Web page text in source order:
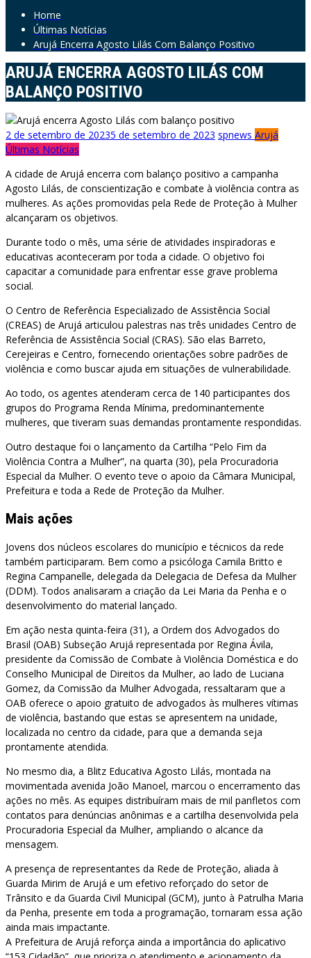
Home
Últimas Notícias
Arujá Encerra Agosto Lilás Com Balanço Positivo
ARUJÁ ENCERRA AGOSTO LILÁS COM
BALANÇO POSITIVO
2 de setembro de 20235 de setembro de 2023 spnews Arujá
Últimas Notícias
A cidade de Arujá encerra com balanço positivo a campanha
Agosto Lilás, de conscientização e combate à violência contra as
mulheres. As ações promovidas pela Rede de Proteção à Mulher
alcançaram os objetivos.
Durante todo o mês, uma série de atividades inspiradoras e
educativas aconteceram por toda a cidade. O objetivo foi
capacitar a comunidade para enfrentar esse grave problema
social.
O Centro de Referência Especializado de Assistência Social
(CREAS) de Arujá articulou palestras nas três unidades Centro de
Referência de Assistência Social (CRAS). São elas Barreto,
Cerejeiras e Centro, fornecendo orientações sobre padrões de
violência e como buscar ajuda em situações de vulnerabilidade.
Ao todo, os agentes atenderam cerca de 140 participantes dos
grupos do Programa Renda Mínima, predominantemente
mulheres, que tiveram suas demandas prontamente respondidas.
Outro destaque foi o lançamento da Cartilha “Pelo Fim da
Violência Contra a Mulher”, na quarta (30), pela Procuradoria
Especial da Mulher. O evento teve o apoio da Câmara Municipal,
Prefeitura e toda a Rede de Proteção da Mulher.
Mais ações
Jovens dos núcleos escolares do município e técnicos da rede
também participaram. Bem como a psicóloga Camila Britto e
Regina Campanelle, delegada da Delegacia de Defesa da Mulher
(DDM). Todos analisaram a criação da Lei Maria da Penha e o
desenvolvimento do material lançado.
Em ação nesta quinta-feira (31), a Ordem dos Advogados do
Brasil (OAB) Subseção Arujá representada por Regina Ávila,
presidente da Comissão de Combate à Violência Doméstica e do
Conselho Municipal de Direitos da Mulher, ao lado de Luciana
Gomez, da Comissão da Mulher Advogada, ressaltaram que a
OAB oferece o apoio gratuito de advogados às mulheres vítimas
de violência, bastando que estas se apresentem na unidade,
localizada no centro da cidade, para que a demanda seja
prontamente atendida.
No mesmo dia, a Blitz Educativa Agosto Lilás, montada na
movimentada avenida João Manoel, marcou o encerramento das
ações no mês. As equipes distribuíram mais de mil panfletos com
contatos para denúncias anônimas e a cartilha desenvolvida pela
Procuradoria Especial da Mulher, ampliando o alcance da
mensagem.
A presença de representantes da Rede de Proteção, aliada à
Guarda Mirim de Arujá e um efetivo reforçado do setor de
Trânsito e da Guarda Civil Municipal (GCM), junto à Patrulha Maria
da Penha, presente em toda a programação, tornaram essa ação
ainda mais impactante.
A Prefeitura de Arujá reforça ainda a importância do aplicativo